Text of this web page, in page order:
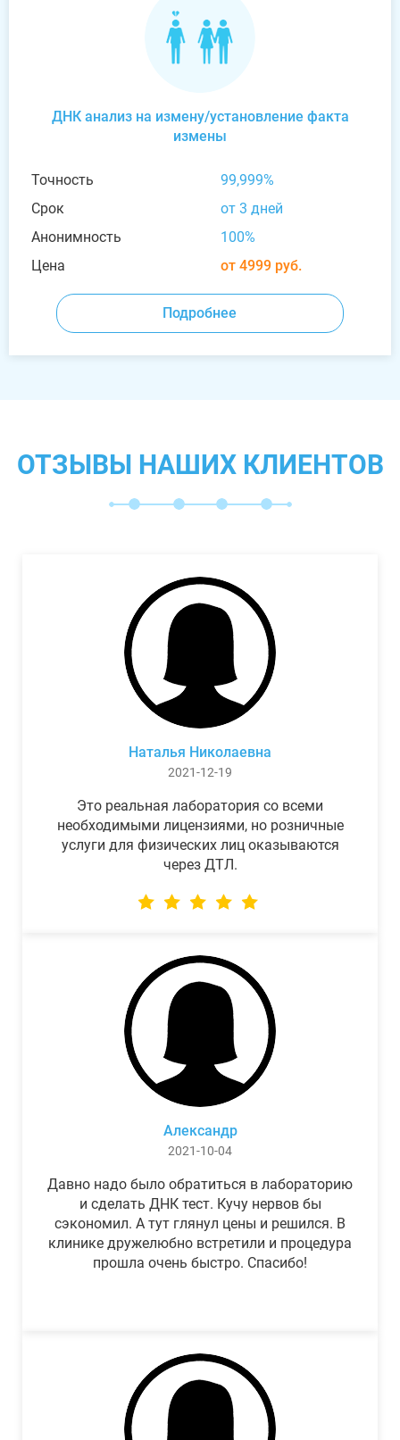
ДНК анализ на измену/установление факта
измены
Точность
99,999%
Срок
от 3 дней
Анонимность
100%
Цена
от 4999 руб.
Подробнее
ОТЗЫВЫ НАШИХ КЛИЕНТОВ
Наталья Николаевна
2021-12-19
Это реальная лаборатория со всеми
необходимыми лицензиями, но розничные
услуги для физических лиц оказываются
через ДТЛ.
Александр
2021-10-04
Давно надо было обратиться в лабораторию
и сделать ДНК тест. Кучу нервов бы
сэкономил. А тут глянул цены и решился. В
клинике дружелюбно встретили и процедура
прошла очень быстро. Спасибо!